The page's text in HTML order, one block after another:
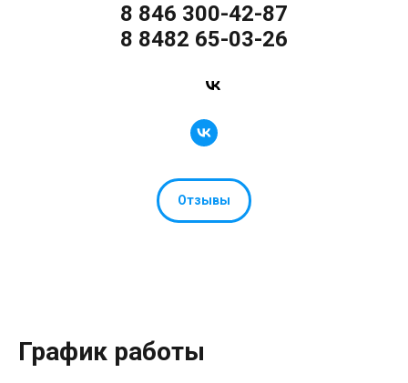
8 846 300-42-87
8 8482 65-03-26
Отзывы
График работы